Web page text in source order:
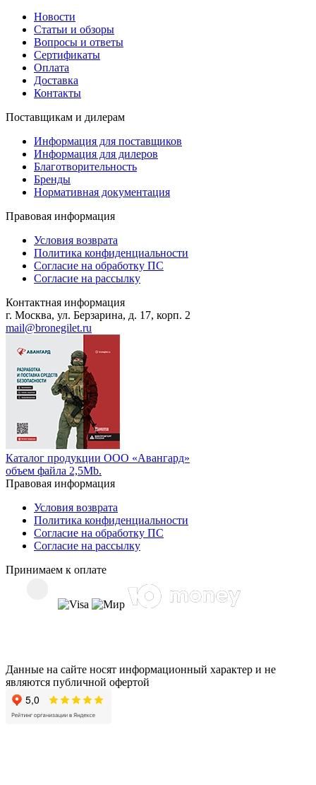
Новости
Статьи и обзоры
Вопросы и ответы
Сертификаты
Оплата
Доставка
Контакты
Поставщикам и дилерам
Информация для поставщиков
Информация для дилеров
Благотворительность
Бренды
Нормативная документация
Правовая информация
Условия возврата
Политика конфиденциальности
Согласие на обработку ПС
Согласие на рассылку
Контактная информация
г. Москва, ул. Берзарина, д. 17, корп. 2
mail@bronegilet.ru
Каталог продукции ООО «Авангард»
объем файла 2,5Mb.
Правовая информация
Условия возврата
Политика конфиденциальности
Согласие на обработку ПС
Согласие на рассылку
Принимаем к оплате
Данные на сайте носят информационный характер и не
являются публичной офертой